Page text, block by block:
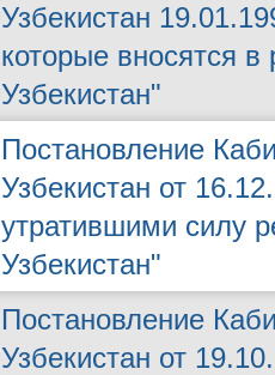
Узбекистан
которые вносятся
Узбекистан"
Постановление
Узбекистан от
утратившими силу
Узбекистан"
Постановление
Узбекистан от